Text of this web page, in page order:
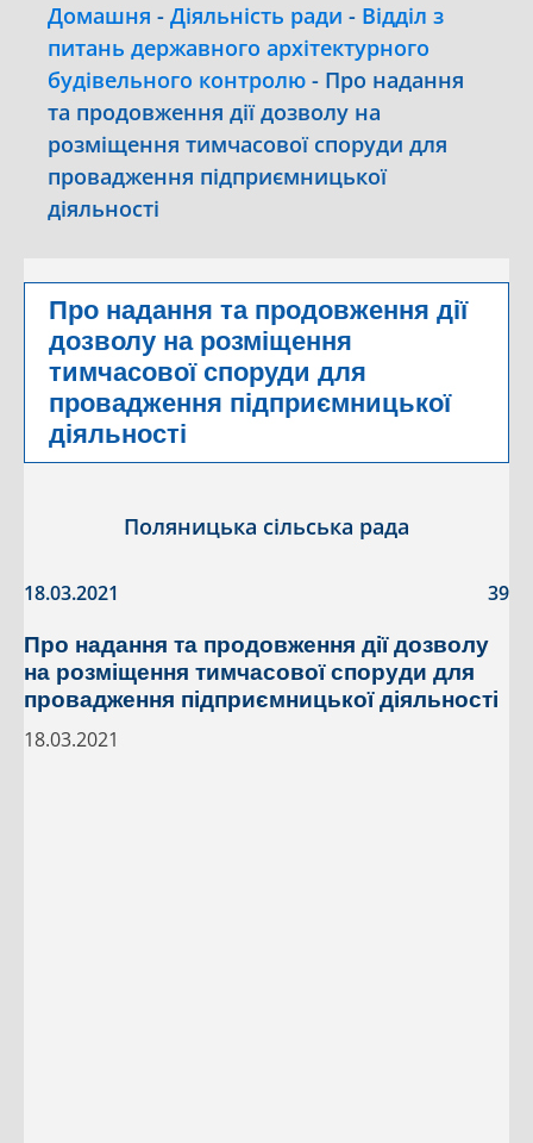
Домашня - Діяльність ради - Відділ з
питань державного архітектурного
будівельного контролю - Про надання
та продовження дії дозволу на
розміщення тимчасової споруди для
провадження підприємницької
діяльності
Про надання та продовження дії
дозволу на розміщення
тимчасової споруди для
провадження підприємницької
діяльності
Поляницька сільська рада
18.03.2021 39
Про надання та продовження дії дозволу
на розміщення тимчасової споруди для
провадження підприємницької діяльності
18.03.2021